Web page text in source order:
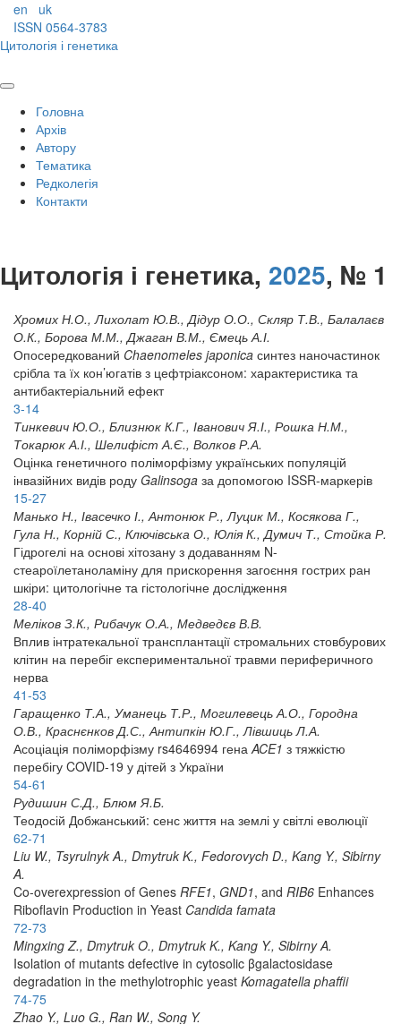
en
uk
ISSN 0564-3783
Цитологія і генетика
Головна
Архів
Автору
Тематика
Редколегія
Контакти
Цитологія і генетика, 2025, № 1
Хромих Н.О., Лихолат Ю.В., Дідур О.О., Скляр Т.В., Балалаєв
О.К., Борова М.М., Джаган В.М., Ємець А.І.
Опосередкований Chaenomeles japonica синтез наночастинок
срібла та їх кон’югатів з цефтріаксоном: характеристика та
антибактеріальний ефект
3-14
Тинкевич Ю.О., Близнюк К.Г., Іванович Я.І., Рошка Н.М.,
Токарюк А.І., Шелифіст А.Є., Волков Р.А.
Оцінка генетичного поліморфізму українських популяцій
інвазійних видів роду Galinsoga за допомогою ISSR-маркерів
15-27
Манько Н., Івасечко І., Антонюк Р., Луцик М., Косякова Г.,
Гула Н., Корній С., Ключівська О., Юлія К., Думич Т., Стойка Р.
Гідрогелі на основі хітозану з додаванням N-
стеароїлетаноламіну для прискорення загоєння гострих ран
шкіри: цитологічне та гістологічне дослідження
28-40
Меліков З.К., Рибачук О.А., Медведєв В.В.
Вплив інтратекальної трансплантації стромальних стовбурових
клітин на перебіг експериментальної травми периферичного
нерва
41-53
Гаращенко Т.А., Уманець Т.Р., Могилевець А.О., Городна
О.В., Краснєнков Д.С., Антипкін Ю.Г., Лівшиць Л.А.
Асоціація поліморфізму rs4646994 гена ACE1 з тяжкістю
перебігу COVID-19 у дітей з України
54-61
Рудишин С.Д., Блюм Я.Б.
Теодосій Добжанський: сенс життя на землі у світлі еволюції
62-71
Liu W., Tsyrulnyk A., Dmytruk K., Fedorovych D., Kang Y., Sibirny
A.
Co-overexpression of Genes RFE1, GND1, and RIB6 Enhances
Riboflavin Production in Yeast Candida famata
72-73
Mingxing Z., Dmytruk O., Dmytruk K., Kang Y., Sibirny A.
Isolation of mutants defective in cytosolic β­galactosidase
degradation in the methylotrophic yeast Komagatella phaffii
74-75
Zhao Y., Luo G., Ran W., Song Y.